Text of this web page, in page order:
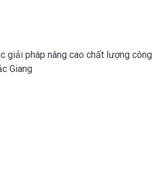
giải pháp nâng cao chất lượng công
Giang